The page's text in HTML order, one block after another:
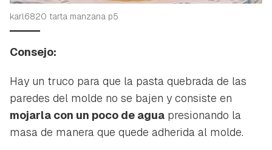
karl6820 tarta manzana p5
Consejo:
Hay un truco para que la pasta quebrada de las
paredes del molde no se bajen y consiste en
mojarla con un poco de agua presionando la
masa de manera que quede adherida al molde.